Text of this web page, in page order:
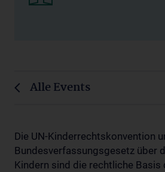
Alle Events
Die UN-Kinderrechtskonvention
Bundesverfassungsgesetz über
Kindern sind die rechtliche Basis